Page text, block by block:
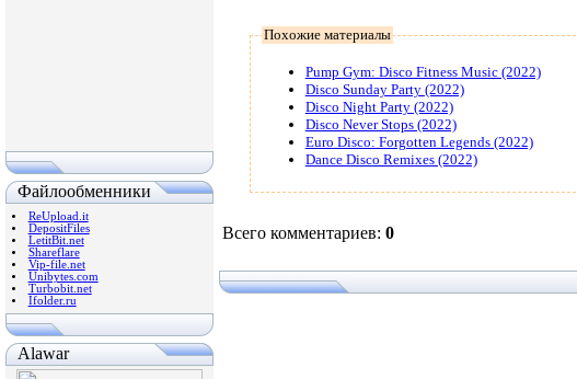
Файлообменники
ReUpload.it
DepositFiles
LetitBit.net
Shareflare
Vip-file.net
Unibytes.com
Turbobit.net
Ifolder.ru
Alawar
Похожие материалы
Pump Gym: Disco Fitness Music (2022)
Disco Sunday Party (2022)
Disco Night Party (2022)
Disco Never Stops (2022)
Euro Disco: Forgotten Legends (2022)
Dance Disco Remixes (2022)
Всего комментариев: 0